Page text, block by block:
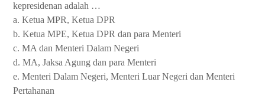
kepresidenan adalah …
a. Ketua MPR, Ketua DPR
b. Ketua MPE, Ketua DPR dan para Menteri
c. MA dan Menteri Dalam Negeri
d. MA, Jaksa Agung dan para Menteri
e. Menteri Dalam Negeri, Menteri Luar Negeri dan Menteri
Pertahanan